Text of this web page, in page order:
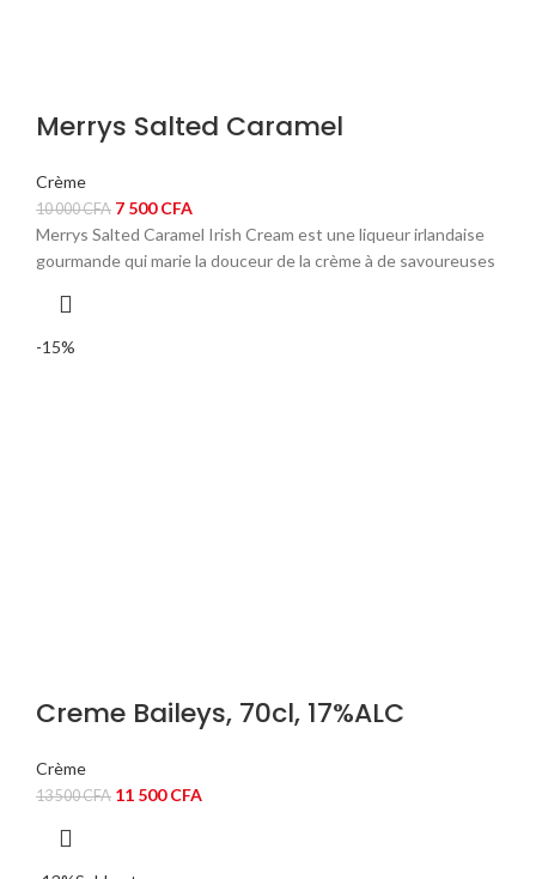
Merrys Salted Caramel
Crème
10 000CFA Le
prix
initial
7 500CFALe
prix
actuel
Merrys Salted Caramel Irish Cream est une liqueur irlandaise
gourmande qui marie la douceur de la crème à de savoureuses
-15%
Creme Baileys, 70cl, 17%ALC
Crème
13 500CFA Le
était :
11 500CFALe